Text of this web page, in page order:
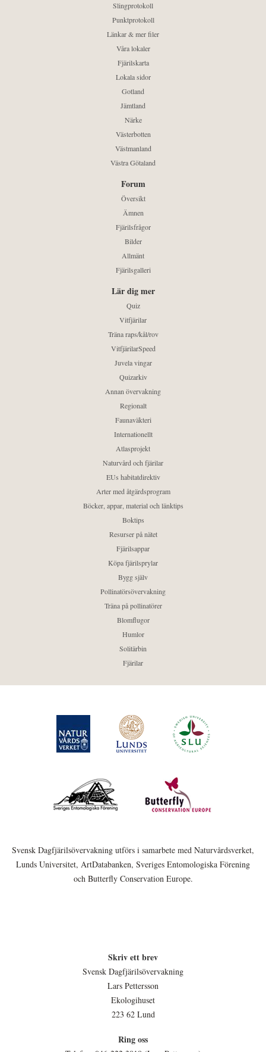
Slingprotokoll
Punktprotokoll
Länkar & mer filer
Våra lokaler
Fjärilskarta
Lokala sidor
Gotland
Jämtland
Närke
Västerbotten
Västmanland
Västra Götaland
Forum
Översikt
Ämnen
Fjärilsfrågor
Bilder
Allmänt
Fjärilsgalleri
Lär dig mer
Quiz
Vitfjärilar
Träna raps/kål/rov
VitfjärilarSpeed
Juvela vingar
Quizarkiv
Annan övervakning
Regionalt
Faunaväkteri
Internationellt
Atlasprojekt
Naturvård och fjärilar
EUs habitatdirektiv
Arter med åtgärdsprogram
Böcker, appar, material och länktips
Boktips
Resurser på nätet
Fjärilsappar
Köpa fjärilsprylar
Bygg själv
Pollinatörsövervakning
Träna på pollinatörer
Blomflugor
Humlor
Solitärbin
Fjärilar
Svensk Dagfjärilsövervakning utförs i samarbete med Naturvårdsverket,
Lunds Universitet, ArtDatabanken, Sveriges Entomologiska Förening
och Butterfly Conservation Europe.
Skriv ett brev
Svensk Dagfjärilsövervakning
Lars Pettersson
Ekologihuset
223 62 Lund
Ring oss